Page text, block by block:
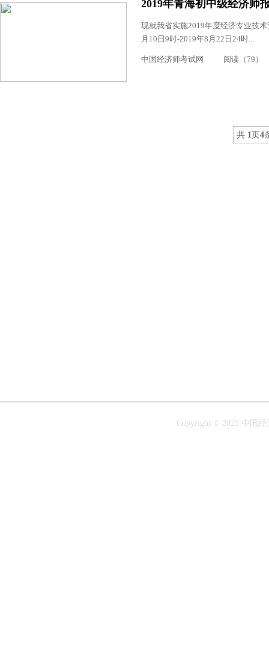
2019年青海初中级经济师
现就我省实施2019年度经济专业技
月10日9时-2019年8月22日24时...
中国经济师考试网 阅读（79）
共 1页 4
Copyright © 2025 中国